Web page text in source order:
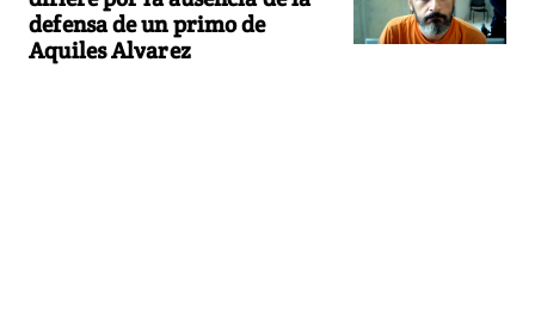
defensa de un primo de
Aquiles Alvarez